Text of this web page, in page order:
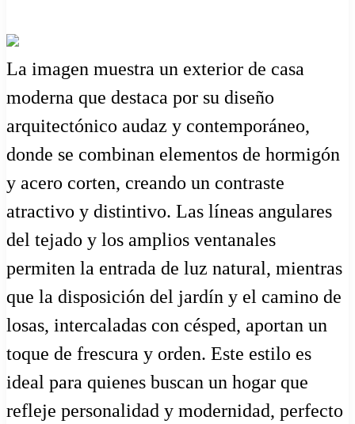
La imagen muestra un exterior de casa
moderna que destaca por su diseño
arquitectónico audaz y contemporáneo,
donde se combinan elementos de hormigón
y acero corten, creando un contraste
atractivo y distintivo. Las líneas angulares
del tejado y los amplios ventanales
permiten la entrada de luz natural, mientras
que la disposición del jardín y el camino de
losas, intercaladas con césped, aportan un
toque de frescura y orden. Este estilo es
ideal para quienes buscan un hogar que
refleje personalidad y modernidad, perfecto